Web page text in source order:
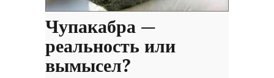
Чупакабра —
реальность или
вымысел?